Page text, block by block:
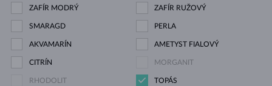
ZAFÍR MODRÝ ZAFÍR RUŽOVÝ
SMARAGD PERLA
AKVAMARÍN AMETYST FIALOVÝ
CITRÍN MORGANIT
RHODOLIT TOPÁS